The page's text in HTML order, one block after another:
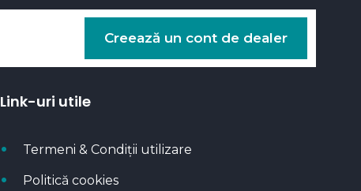
Creează un cont de dealer
Link-uri utile
Termeni & Condiții utilizare
Politică cookies